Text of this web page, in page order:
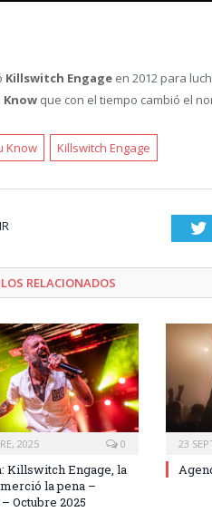
Killswitch Engage en 2012 para
Know que con el tiempo cambió el
Know Killswitch Engage
RELACIONADOS
2025 0
Killswitch Engage, la
la pena –
Octubre 2025
23